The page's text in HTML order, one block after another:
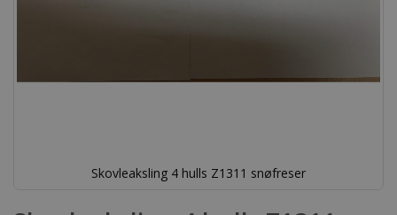
Skovleaksling 4 hulls Z1311 snøfreser
til